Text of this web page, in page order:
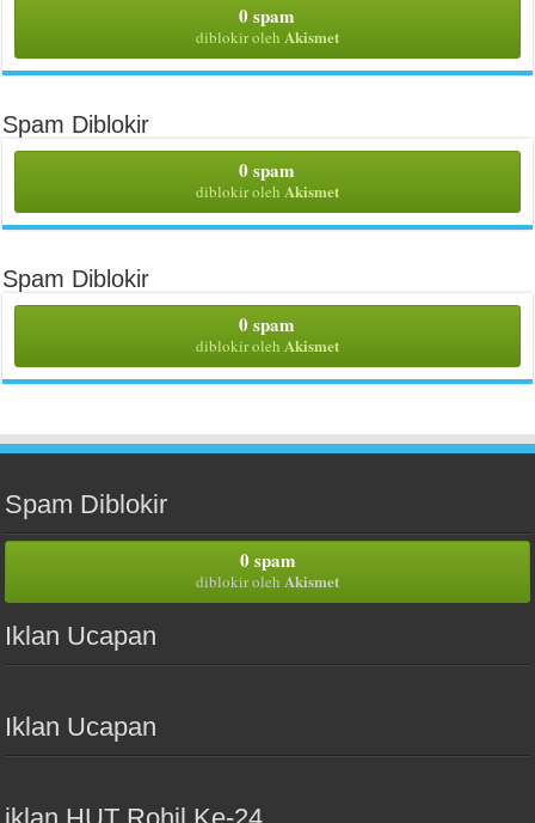
0 spam
diblokir oleh Akismet
Spam Diblokir
0 spam
diblokir oleh Akismet
Spam Diblokir
0 spam
diblokir oleh Akismet
Spam Diblokir
0 spam
diblokir oleh Akismet
Iklan Ucapan
Iklan Ucapan